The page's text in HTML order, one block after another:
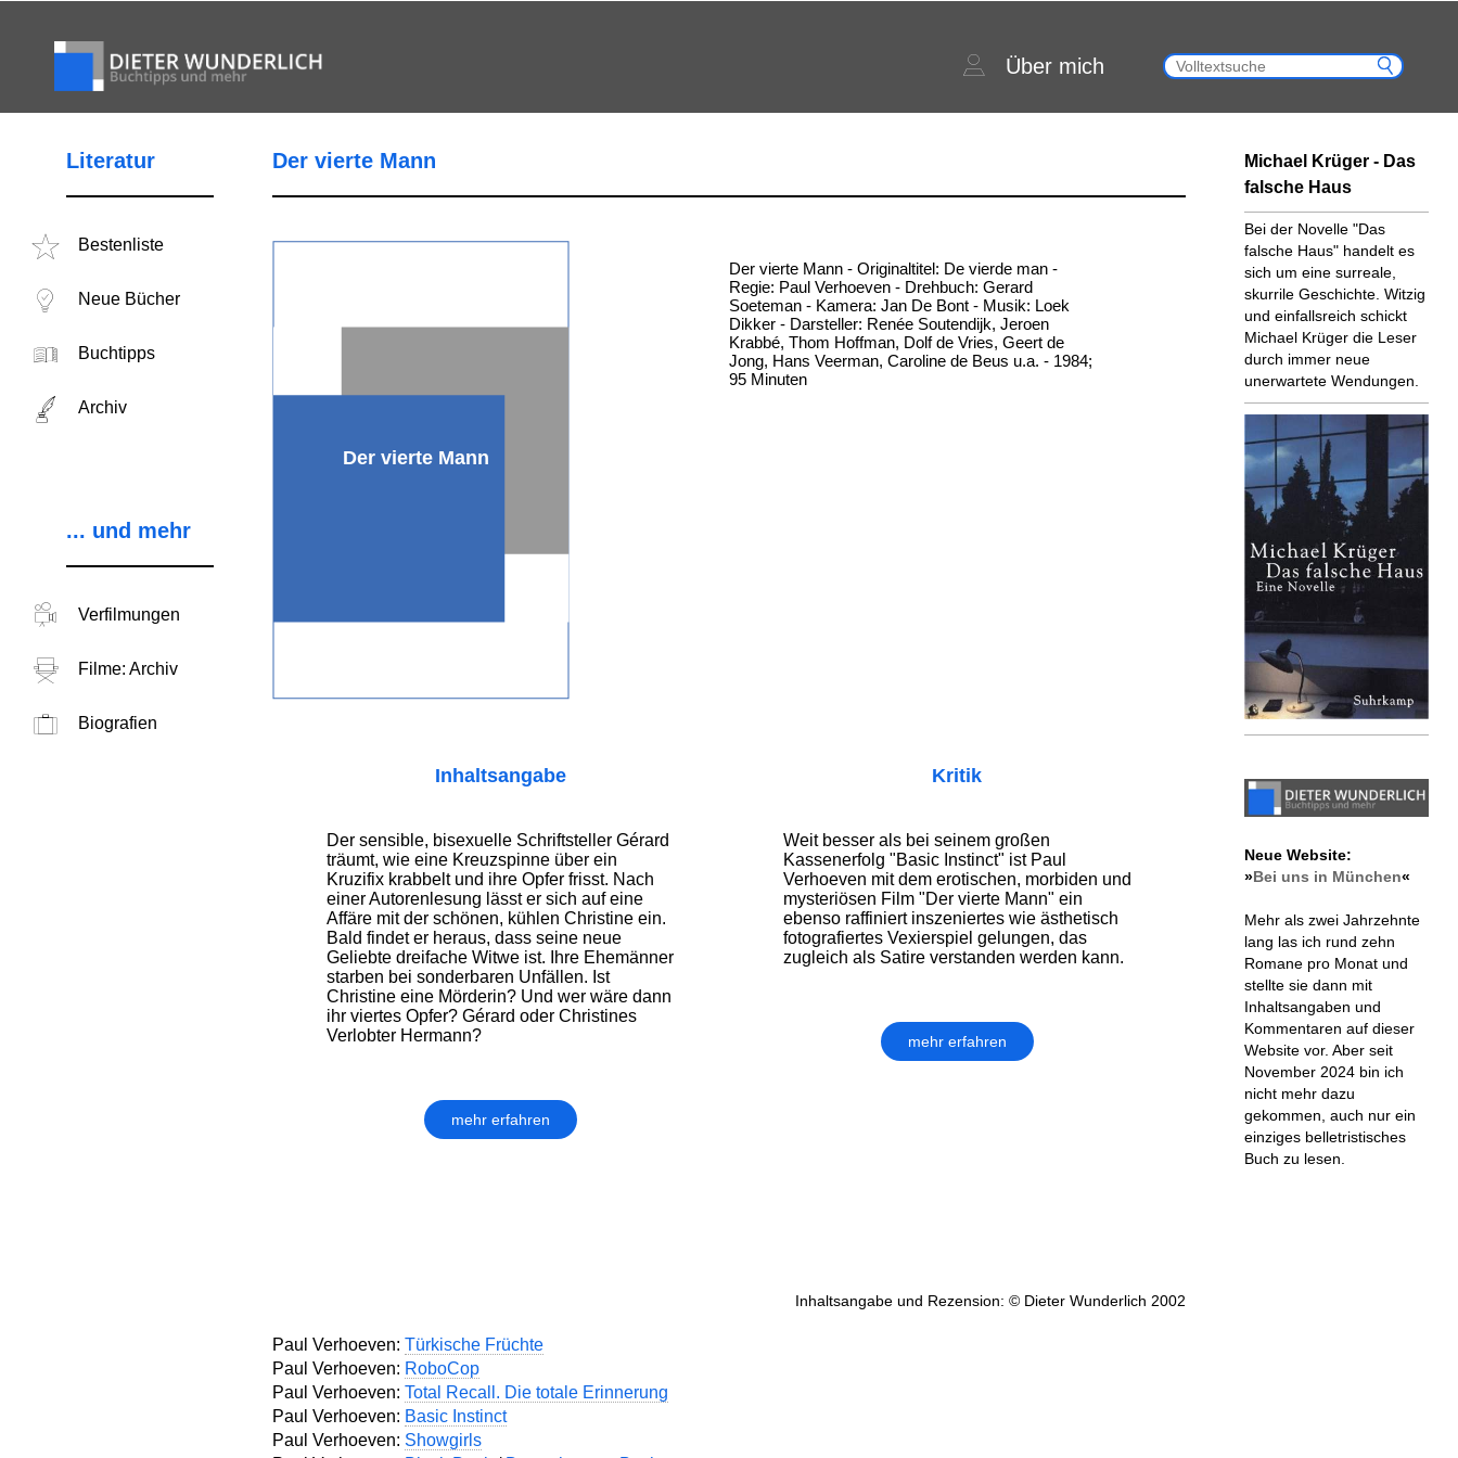
Über mich
Literatur
Bestenliste
Neue Bücher
Buchtipps
Archiv
... und mehr
Verfilmungen
Filme: Archiv
Biografien
Der vierte Mann
Der vierte Mann
Der vierte Mann - Originaltitel: De vierde man -
Regie: Paul Verhoeven - Drehbuch: Gerard
Soeteman - Kamera: Jan De Bont - Musik: Loek
Dikker - Darsteller: Renée Soutendijk, Jeroen
Krabbé, Thom Hoffman, Dolf de Vries, Geert de
Jong, Hans Veerman, Caroline de Beus u.a. - 1984;
95 Minuten
Inhaltsangabe
Der sensible, bisexuelle Schriftsteller Gérard
träumt, wie eine Kreuzspinne über ein
Kruzifix krabbelt und ihre Opfer frisst. Nach
einer Autorenlesung lässt er sich auf eine
Affäre mit der schönen, kühlen Christine ein.
Bald findet er heraus, dass seine neue
Geliebte dreifache Witwe ist. Ihre Ehemänner
starben bei sonderbaren Unfällen. Ist
Christine eine Mörderin? Und wer wäre dann
ihr viertes Opfer? Gérard oder Christines
Verlobter Hermann?
mehr erfahren
Kritik
Weit besser als bei seinem großen
Kassenerfolg "Basic Instinct" ist Paul
Verhoeven mit dem erotischen, morbiden und
mysteriösen Film "Der vierte Mann" ein
ebenso raffiniert inszeniertes wie ästhetisch
fotografiertes Vexierspiel gelungen, das
zugleich als Satire verstanden werden kann.
mehr erfahren
Inhaltsangabe und Rezension: © Dieter Wunderlich 2002
Paul Verhoeven: Türkische Früchte
Paul Verhoeven: RoboCop
Paul Verhoeven: Total Recall. Die totale Erinnerung
Paul Verhoeven: Basic Instinct
Paul Verhoeven: Showgirls
Michael Krüger - Das
falsche Haus
Bei der Novelle "Das
falsche Haus" handelt es
sich um eine surreale,
skurrile Geschichte. Witzig
und einfallsreich schickt
Michael Krüger die Leser
durch immer neue
unerwartete Wendungen.
Neue Website:
»Bei uns in München«
Mehr als zwei Jahrzehnte
lang las ich rund zehn
Romane pro Monat und
stellte sie dann mit
Inhaltsangaben und
Kommentaren auf dieser
Website vor. Aber seit
November 2024 bin ich
nicht mehr dazu
gekommen, auch nur ein
einziges belletristisches
Buch zu lesen.